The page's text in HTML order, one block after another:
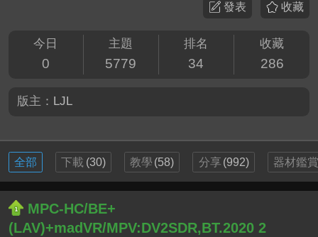
收藏
發表
今日
0
主題
5779
排名
34
收藏
286
版主： LJL
全部 下載 (30) 教學 (58) 分享 (992) 器材鑑
MPC-HC/BE+
(LAV)+madVR/MPV:DV2SDR,BT.2020 2